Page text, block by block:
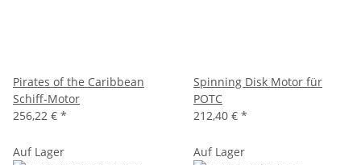
Pirates of the Caribbean
Schiff-Motor
256,22 € *
Spinning Disk Motor für
POTC
212,40 € *
Auf Lager Auf Lager